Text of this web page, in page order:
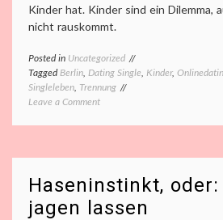
Kinder hat. Kinder sind ein Dilemma,
nicht rauskommt.
Posted in Uncategorized
TaggedBerlin, Dating Single, Kinder,
Singleleben, Trennung
Leave a Commenton
mit
Kindern
Haseninstinkt,
jagen lassen